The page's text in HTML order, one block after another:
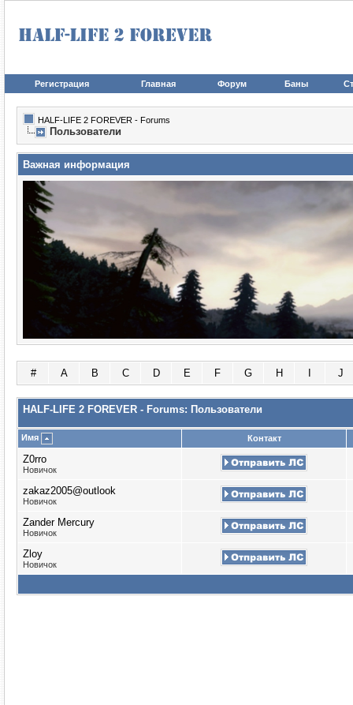
Регистрация Главная Форум Баны
HALF-LIFE 2 FOREVER - Forums
Пользователи
Важная информация
# A B C D E F G H J
HALF-LIFE 2 FOREVER - Forums: Пользователи
Имя Контакт
Z0rro
Новичок
zakaz2005@outlook
Новичок
Zander Mercury
Новичок
Zloy
Новичок